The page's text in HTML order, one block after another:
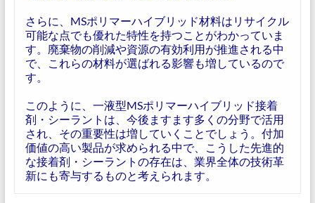
さらに、MSポリマーハイブリッド材料はリサイクル
可能な点でも優れた特性を持つことがわかっていま
す。廃棄物の削減や資源の有効利用が推進される中
で、これらの材料が選ばれる影響も増しているので
す。
このように、一液型MSポリマーハイブリッド接着
剤・シーラントは、今後ますます多くの分野で活用
され、その重要性は増していくことでしょう。付加
価値の高い製品が求められる中で、こうした先進的
な接着剤・シーラントの存在は、業界全体の技術革
新にも寄与するものと考えられます。